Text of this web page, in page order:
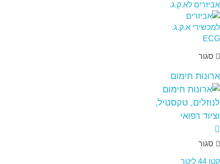
אביזרים לא.ק.ג.
סגור
ארונות חימום
סגור
קטן 44 ליטר